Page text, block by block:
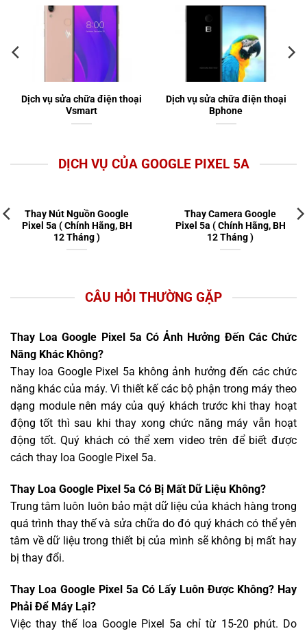
Dịch vụ sửa chữa điện thoại
Vsmart
Dịch vụ sửa chữa điện thoại
Bphone
DỊCH VỤ CỦA GOOGLE PIXEL 5A
Thay Camera Google
Pixel 5a ( Chính Hãng, BH
12 Tháng )
Thay Kính Google
5a ( Chính Hãng,
Tháng )
CÂU HỎI THƯỜNG GẶP
Thay Loa Google Pixel 5a Có Ảnh Hưởng Đến Các Chức
Năng Khác Không?
Thay loa Google Pixel 5a không ảnh hưởng đến các chức
năng khác của máy. Vì thiết kế các bộ phận trong máy theo
dạng module nên máy của quý khách trước khi thay hoạt
động tốt thì sau khi thay xong chức năng máy vẫn hoạt
động tốt. Quý khách có thể xem video trên để biết được
cách thay loa Google Pixel 5a.
Thay Loa Google Pixel 5a Có Bị Mất Dữ Liệu Không?
Trung tâm luôn luôn bảo mật dữ liệu của khách hàng trong
quá trình thay thế và sửa chữa do đó quý khách có thể yên
tâm về dữ liệu trong thiết bị của mình sẽ không bị mất hay
bị thay đổi.
Thay Loa Google Pixel 5a Có Lấy Luôn Được Không? Hay
Phải Để Máy Lại?
Việc thay thế loa Google Pixel 5a chỉ từ 15-20 phút. Do